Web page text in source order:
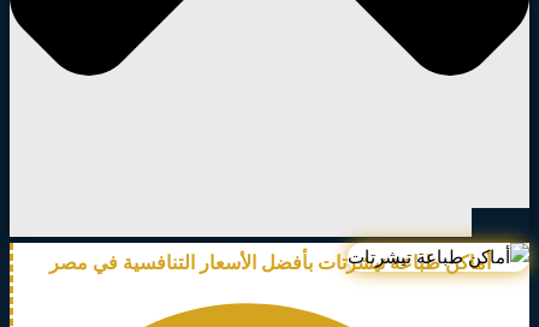
أماكن طباعة تيشرتات بأفضل الأسعار التنافسية في مصر